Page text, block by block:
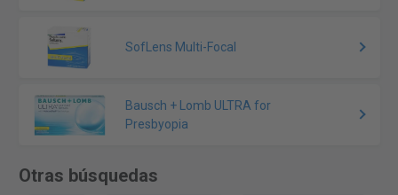
SofLens Multi-Focal
Bausch + Lomb ULTRA for
Presbyopia
Otras búsquedas